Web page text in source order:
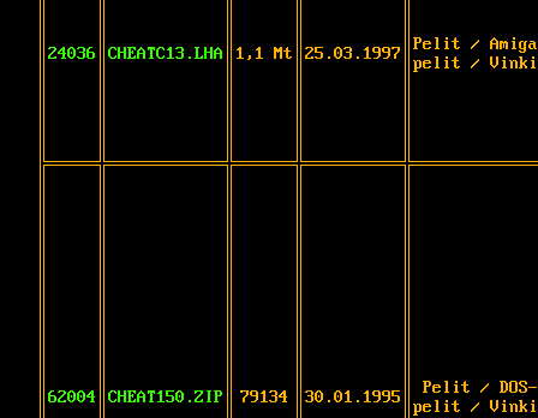
24036 CHEATC13.LHA 1,1 Mt 25.03.1997
Pelit /
pelit /
62004 CHEAT150.ZIP 79134 30.01.1995
Pelit / DOS-
pelit /